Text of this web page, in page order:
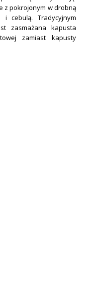
z pokrojonym w drobną
i cebulą. Tradycyjnym
zasmażana kapusta
zamiast kapusty